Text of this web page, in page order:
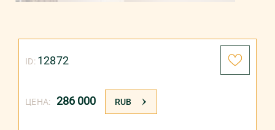
ЦЕНА: 286 000 RUB
ID: 12872